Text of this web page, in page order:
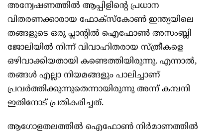
അന്വേഷണത്തില്‍ ആപ്പിളിന്‍റെ പ്രധാന
വിതരണക്കാരായ ഫോക്സ്കോണ്‍ ഇന്ത്യയിലെ
തങ്ങളുടെ ഒരു പ്ലാന്‍റില്‍ ഐഫോണ്‍ അസംബ്ലി
ജോലിയില്‍ നിന്ന് വിവാഹിതരായ സ്ത്രീകളെ
ഒഴിവാക്കിയതായി കണ്ടെത്തിയിരുന്നു. എന്നാല്‍,
തങ്ങള്‍ എല്ലാ നിയമങ്ങളും പാലിച്ചാണ്
പ്രവര്‍ത്തിക്കുന്നുതെന്നായിരുന്നു അന്ന് കമ്പനി
ഇതിനോട് പ്രതികരിച്ചത്.
ആഗോളതലത്തില്‍ ഐഫോണ്‍ നിര്‍മാണത്തില്‍